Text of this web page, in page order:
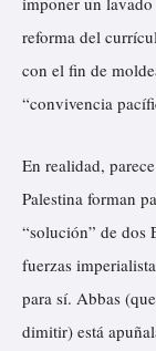
reforma del
con el fin de
“convivencia
En realidad,
Palestina forman
“solución” de dos
fuerzas
para sí. Abbas
dimitir) está